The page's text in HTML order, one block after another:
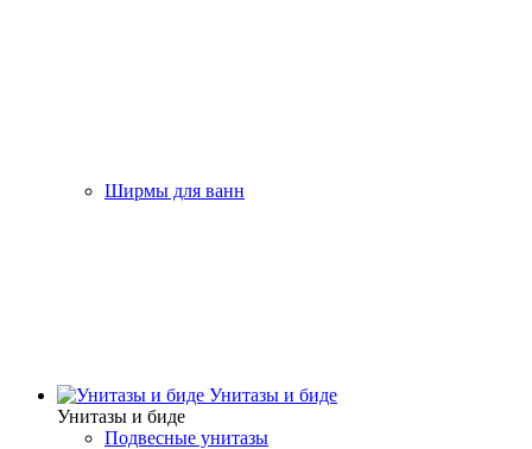
Ширмы для ванн
Унитазы и биде
Унитазы и биде
Подвесные унитазы